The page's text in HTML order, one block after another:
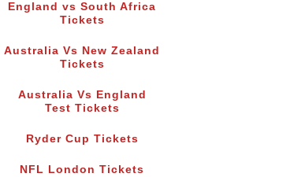
England vs South Africa
Tickets
Australia Vs New Zealand
Tickets
Australia Vs England
Test Tickets
Ryder Cup Tickets
NFL London Tickets